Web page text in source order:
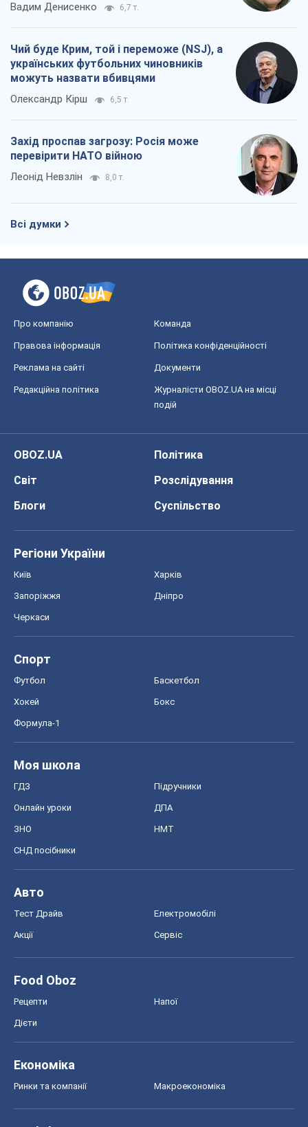
Вадим Денисенко 6,7 т.
Чий буде Крим, той і переможе (NSJ), а
українських футбольних чиновників
можуть назвати вбивцями
Олександр Кірш 6,5 т.
Захід проспав загрозу: Росія може
перевірити НАТО війною
Леонід Невзлін 8,0 т.
Всі думки
Про компанію Команда
Правова інформація Політика конфіденційності
Реклама на сайті Документи
Редакційна політика
Журналісти OBOZ.UA на місці
подій
OBOZ.UA
Політика
Світ
Розслідування
Блоги
Суспільство
Регіони України
Київ Харків
Запоріжжя Дніпро
Черкаси
Спорт
Футбол Баскетбол
Хокей Бокс
Формула-1
Моя школа
ГДЗ Підручники
Онлайн уроки ДПА
ЗНО НМТ
СНД посібники
Авто
Тест Драйв Електромобілі
Акції Сервіс
Food Oboz
Рецепти Напої
Дієти
Економіка
Ринки та компанії Макроекономіка